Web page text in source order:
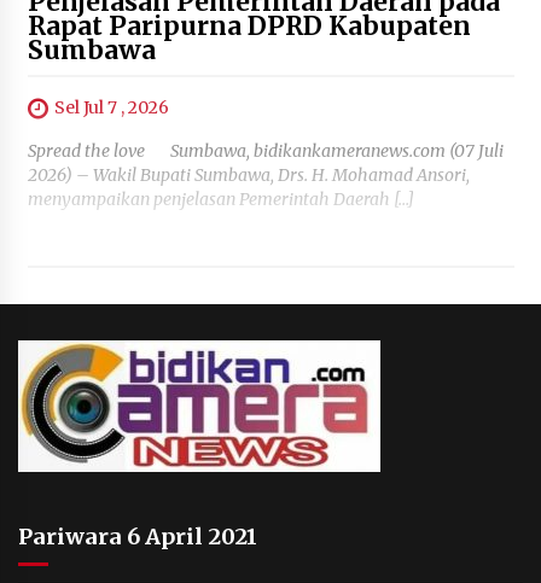
Rapat Paripurna DPRD Kabupaten
Sumbawa
Sel Jul 7 , 2026
Spread the love Sumbawa, bidikankameranews.com (07 Juli
2026) – Wakil Bupati Sumbawa, Drs. H. Mohamad Ansori,
menyampaikan penjelasan Pemerintah Daerah […]
Pariwara 6 April 2021